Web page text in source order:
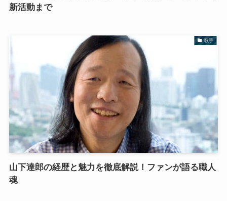
新活動まで
歌手
山下達郎の経歴と魅力を徹底解説！ファンが語る職人
魂